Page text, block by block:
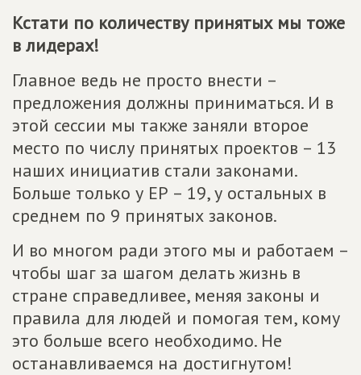
Кстати по количеству принятых мы тоже
в лидерах!
Главное ведь не просто внести –
предложения должны приниматься. И в
этой сессии мы также заняли второе
место по числу принятых проектов – 13
наших инициатив стали законами.
Больше только у ЕР – 19, у остальных в
среднем по 9 принятых законов.
И во многом ради этого мы и работаем –
чтобы шаг за шагом делать жизнь в
стране справедливее, меняя законы и
правила для людей и помогая тем, кому
это больше всего необходимо. Не
останавливаемся на достигнутом!